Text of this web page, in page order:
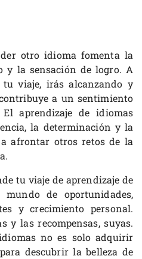
otro idioma fomenta la
y la sensación de logro. A
tu viaje, irás alcanzando y
a un sentimiento
aprendizaje de idiomas
la determinación y la
afrontar otros retos de la
tu viaje de aprendizaje de
de oportunidades,
y crecimiento personal.
y las recompensas, suyas.
no es solo adquirir
descubrir la belleza de